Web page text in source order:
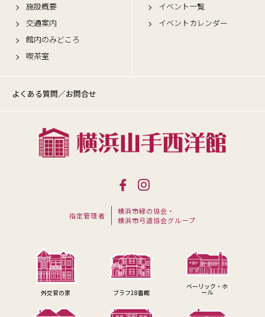
施設概要
交通案内
館内のみどころ
喫茶室
イベント一覧
イベントカレンダー
よくある質問／お問合せ
指定管理者
横浜市緑の協会・
横浜市弓道協会グループ
外交官の家 ブラフ18番館
ベーリック・ホ
ール